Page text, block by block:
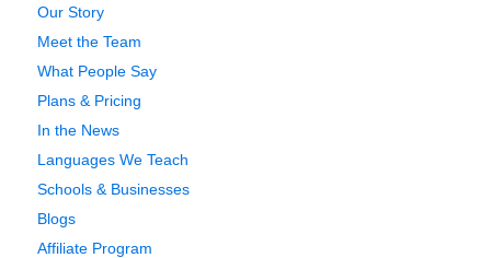
Our Story
Meet the Team
What People Say
Plans & Pricing
In the News
Languages We Teach
Schools & Businesses
Blogs
Affiliate Program